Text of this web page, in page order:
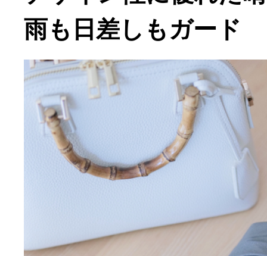
雨も日差しもガード